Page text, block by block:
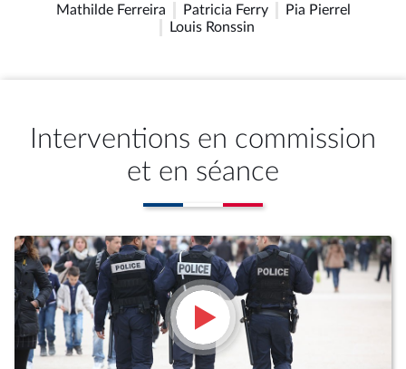
Mathilde Ferreira Patricia Ferry
Pia Pierrel
Louis Ronssin
Interventions en commission
et en séance